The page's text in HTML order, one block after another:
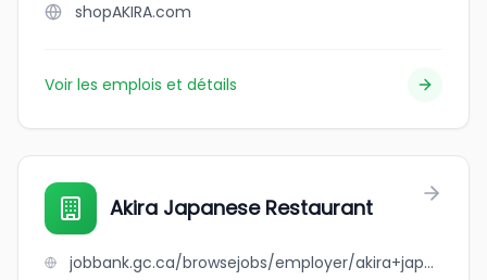
shopAKIRA.com
Voir les emplois et détails
Akira Japanese Restaurant
jobbank.gc.ca/browsejobs/employer/akira+japanese+restaurant/ca